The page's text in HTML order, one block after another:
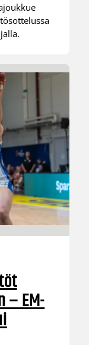
– EM-